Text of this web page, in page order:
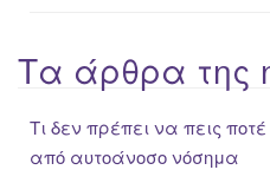
Τα άρθρα της
Τι δεν πρέπει να πεις
από αυτοάνοσο νόσημα